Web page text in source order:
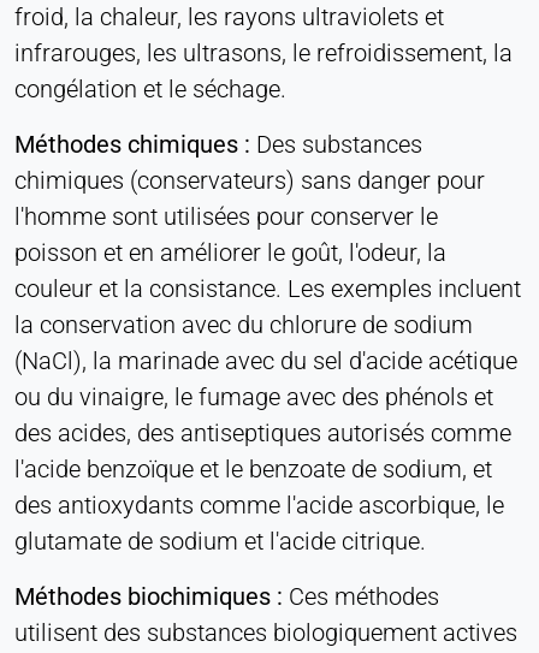
froid, la chaleur, les rayons ultraviolets et
infrarouges, les ultrasons, le refroidissement, la
congélation et le séchage.
Méthodes chimiques : Des substances
chimiques (conservateurs) sans danger pour
l'homme sont utilisées pour conserver le
poisson et en améliorer le goût, l'odeur, la
couleur et la consistance. Les exemples incluent
la conservation avec du chlorure de sodium
(NaCl), la marinade avec du sel d'acide acétique
ou du vinaigre, le fumage avec des phénols et
des acides, des antiseptiques autorisés comme
l'acide benzoïque et le benzoate de sodium, et
des antioxydants comme l'acide ascorbique, le
glutamate de sodium et l'acide citrique.
Méthodes biochimiques : Ces méthodes
utilisent des substances biologiquement actives